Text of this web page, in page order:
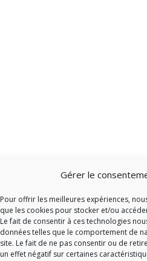
Gérer le
Pour offrir les meilleures expériences,
que les cookies pour stocker et/ou
Le fait de consentir à ces technologies
données telles que le comportement de
site. Le fait de ne pas consentir ou de
un effet négatif sur certaines